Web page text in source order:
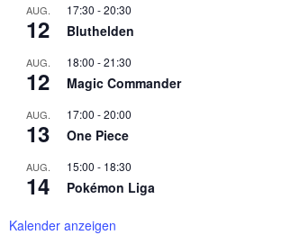
AUG.
12
17:30 -20:30
Bluthelden
AUG.
12
18:00 -21:30
Magic Commander
AUG.
13
17:00 -20:00
One Piece
AUG.
14
15:00 - 18:30
Pokémon Liga
Kalender anzeigen